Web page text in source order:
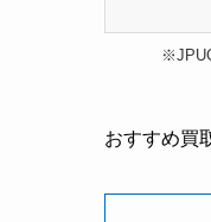
おすすめ買